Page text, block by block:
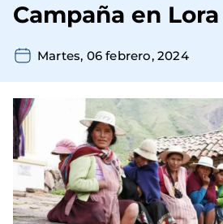
Campaña en
Martes, 06 febrero, 2024